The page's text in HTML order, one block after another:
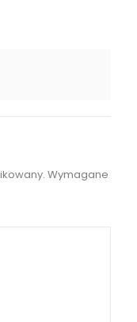
Wymagane